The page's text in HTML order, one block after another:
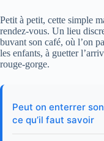
Petit à petit, cette simple
rendez-vous. Un lieu
buvant son café, où l’on
les enfants, à guetter
rouge-gorge.
Peut on enterrer
ce qu’il faut savoir